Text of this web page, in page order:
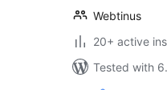
Webtinus
20+ active
Tested with